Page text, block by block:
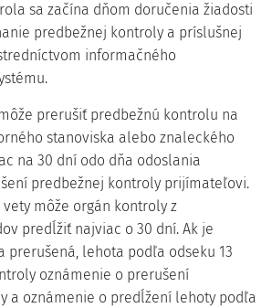
sa začína dňom doručenia žiadosti
predbežnej kontroly a príslušnej
informačného
prerušiť predbežnú kontrolu na
stanoviska alebo znaleckého
na 30 dní odo dňa odoslania
predbežnej kontroly prijímateľovi.
môže orgán kontroly z
predĺžiť najviac o 30 dní. Ak je
prerušená, lehota podľa odseku 13
oznámenie o prerušení
a oznámenie o predĺžení lehoty podľa